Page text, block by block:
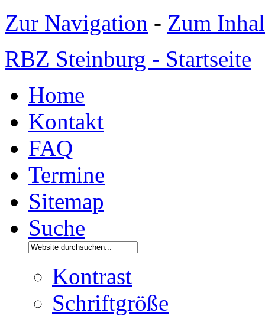
Zur Navigation - Zum
RBZ Steinburg - Startseite
Home
Kontakt
FAQ
Termine
Sitemap
Suche
Kontrast
Schriftgröße